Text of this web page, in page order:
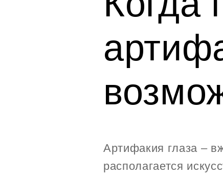
Артифакия глаза –
располагается